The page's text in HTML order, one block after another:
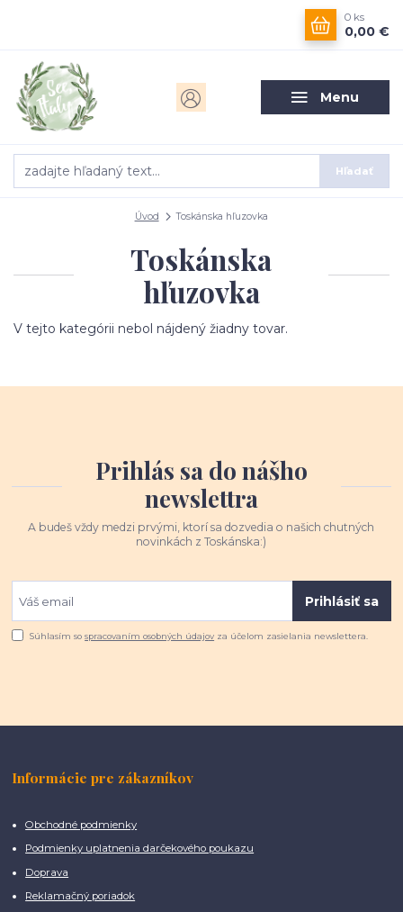
Menu
Hľadať
0 ks
0,00 €
Úvod Toskánska hľuzovka
Toskánska
hľuzovka
V tejto kategórii nebol nájdený žiadny tovar.
Prihlás sa do nášho
newslettra
A budeš vždy medzi prvými, ktorí sa dozvedia o našich chutných
novinkách z Toskánska:)
Prihlásiť sa
Súhlasím sospracovaním osobných údajov za účelom zasielania newslettera.
Informácie pre zákazníkov
Obchodné podmienky
Podmienky uplatnenia darčekového poukazu
Doprava
Reklamačný poriadok